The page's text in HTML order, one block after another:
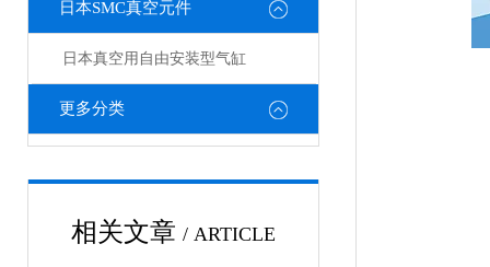
日本SMC真空元件
日本真空用自由安装型气缸
更多分类
相关文章 / ARTICLE